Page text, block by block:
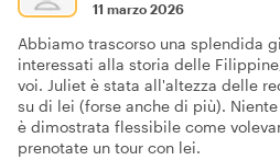
11 marzo 2026
Abbiamo trascorso una splendida
interessati alla storia delle
voi. Juliet è stata all'altezza delle
su di lei (forse anche di più).
è dimostrata flessibile come
prenotate un tour con lei.